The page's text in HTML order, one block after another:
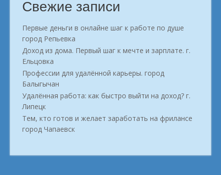
Свежие записи
Первые деньги в онлайне шаг к работе по душе
город Репьевка
Доход из дома. Первый шаг к мечте и зарплате. г.
Ельцовка
Профессии для удалённой карьеры. город
Балыгычан
Удалённая работа: как быстро выйти на доход? г.
Липецк
Тем, кто готов и желает заработать на фрилансе
город Чапаевск